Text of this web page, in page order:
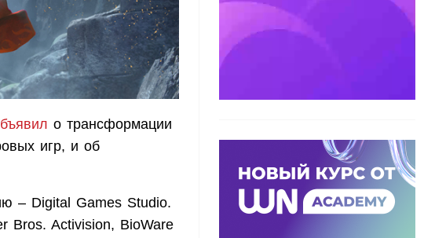
о трансформации
игр, и об
– Digital Games Studio.
Bros. Activision, BioWare